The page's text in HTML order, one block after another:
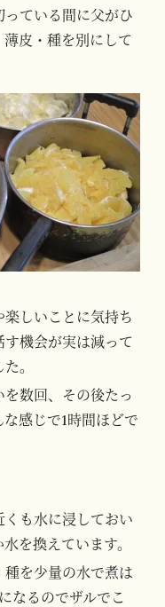
ている間に父がひ
皮・種を別にして
しいことに気持ち
機会が実は減って
。
数回、その後たっ
感じで1時間ほどで
も水に浸しておい
を換えています。
を少量の水で煮は
なるのでザルでこ